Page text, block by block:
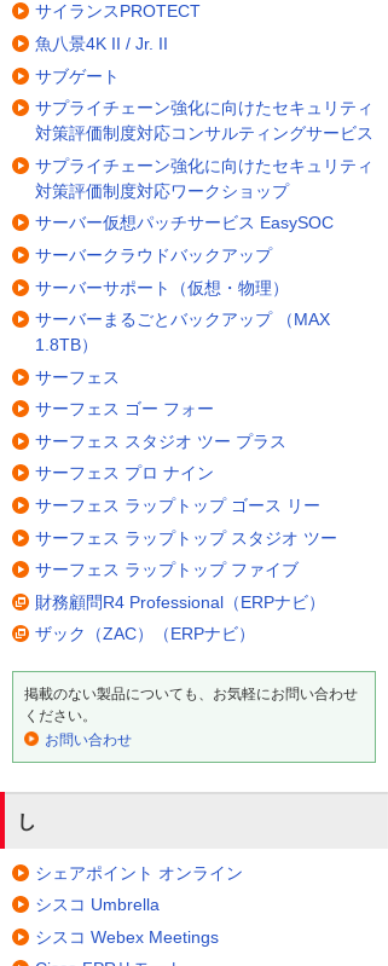
サイランスPROTECT
魚八景4K II / Jr. II
サブゲート
サプライチェーン強化に向けたセキュリティ
対策評価制度対応コンサルティングサービス
サプライチェーン強化に向けたセキュリティ
対策評価制度対応ワークショップ
サーバー仮想パッチサービス EasySOC
サーバークラウドバックアップ
サーバーサポート（仮想・物理）
サーバーまるごとバックアップ （MAX
1.8TB）
サーフェス
サーフェス ゴー フォー
サーフェス スタジオ ツー プラス
サーフェス プロ ナイン
サーフェス ラップトップ ゴース リー
サーフェス ラップトップ スタジオ ツー
サーフェス ラップトップ ファイブ
財務顧問R4 Professional（ERPナビ）
ザック（ZAC）（ERPナビ）
掲載のない製品についても、お気軽にお問い合わせ
ください。
お問い合わせ
し
シェアポイント オンライン
シスコ Umbrella
シスコ Webex Meetings